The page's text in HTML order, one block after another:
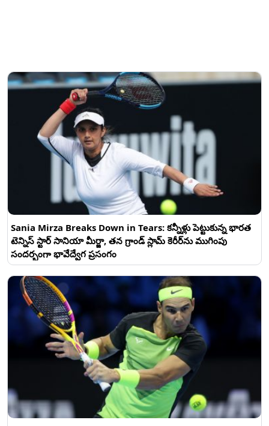
Sania Mirza Breaks Down in Tears: కన్నీళ్లు పెట్టుకున్న భారత
టెన్నిస్ స్టార్ సానియా మీర్జా, తన గ్రాండ్ స్లామ్ కెరీర్‌ను ముగింపు
సందర్భంగా భావేద్వేగ ప్రసంగం